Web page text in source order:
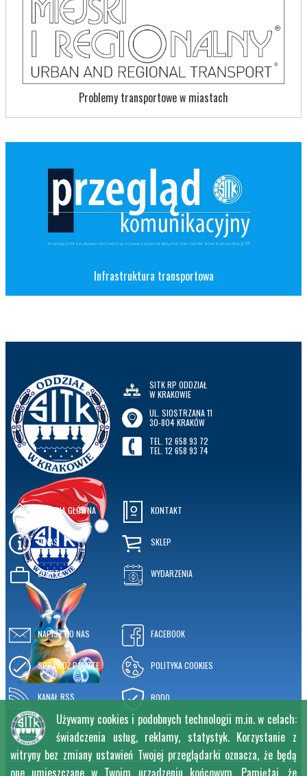
Problemy transportowe w miastach
Infrastruktura transportowa
SITK RP ODDZIAŁ
W KRAKOWIE
UL. SIOSTRZANA 11
30-804 KRAKÓW
TEL. 12 658 93 72
TEL. 12 658 93 74
STRONA GŁÓWNA
O NAS
OFERTA
KONTAKT
SKLEP
WYDARZENIA
NAPISZ DO NAS
SPRAWDŹ POCZTĘ
KANAŁ RSS
FACEBOOK
POLITYKA COOKIES
RODO
Używamy cookies i podobnych technologii m.in. w celach:
świadczenia usług, reklamy, statystyk. Korzystanie z
witryny bez zmiany ustawień Twojej przeglądarki oznacza, że będą
one umieszczane w Twoim urządzeniu końcowym. Pamiętaj, że